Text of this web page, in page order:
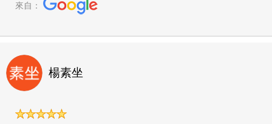
來自：
楊素坐